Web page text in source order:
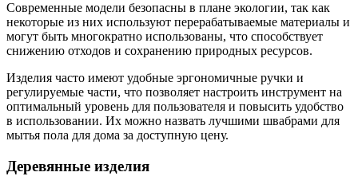
Современные модели безопасны в плане экологии, так как
некоторые из них используют перерабатываемые материалы и
могут быть многократно использованы, что способствует
снижению отходов и сохранению природных ресурсов.
Изделия часто имеют удобные эргономичные ручки и
регулируемые части, что позволяет настроить инструмент на
оптимальный уровень для пользователя и повысить удобство
в использовании. Их можно назвать лучшими швабрами для
мытья пола для дома за доступную цену.
Деревянные изделия